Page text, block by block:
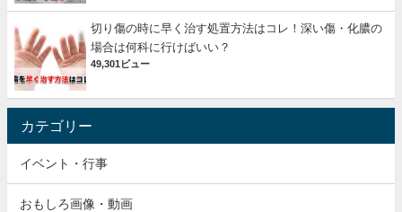
切り傷の時に早く治す処置方法はコレ！深い傷・化膿の
場合は何科に行けばいい？
49,301ビュー
カテゴリー
イベント・行事
おもしろ画像・動画